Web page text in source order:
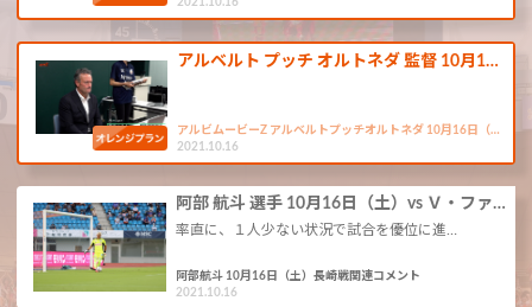
アルベルト プッチ オルトネダ 監督 10月1…
アルビムービーZ アルベルトプッチオルトネダ 10月16日（…
2021.10.16
阿部 航斗 選手 10月16日（土）vs Ｖ・ファ…
率直に、１人少ない状況で試合を優位に進…
阿部航斗 10月16日（土）長崎戦関連コメント
2021.10.16